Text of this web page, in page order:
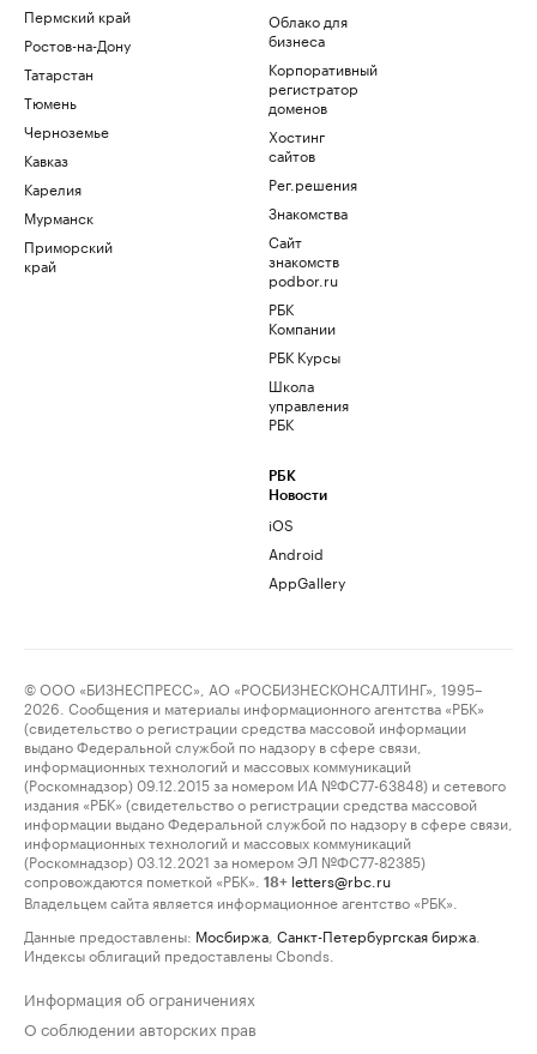
Пермский край
Ростов-на-Дону
Татарстан
Тюмень
Черноземье
Кавказ
Карелия
Мурманск
Приморский
край
Облако для
бизнеса
Корпоративный
регистратор
доменов
Хостинг
сайтов
Рег.решения
Знакомства
Сайт
знакомств
podbor.ru
РБК
Компании
РБК Курсы
Школа
управления
РБК
РБК
Новости
iOS
Android
AppGallery
© ООО «БИЗНЕСПРЕСС», АО «РОСБИЗНЕСКОНСАЛТИНГ», 1995–
2026. Сообщения и материалы информационного агентства «РБК»
(свидетельство о регистрации средства массовой информации
выдано Федеральной службой по надзору в сфере связи,
информационных технологий и массовых коммуникаций
(Роскомнадзор) 09.12.2015 за номером ИА №ФС77-63848) и сетевого
издания «РБК» (свидетельство о регистрации средства массовой
информации выдано Федеральной службой по надзору в сфере связи,
информационных технологий и массовых коммуникаций
(Роскомнадзор) 03.12.2021 за номером ЭЛ №ФС77-82385)
сопровождаются пометкой «РБК».
18+ letters@rbc.ru
Владельцем сайта является информационное агентство «РБК».
Данные предоставлены: Мосбиржа Санкт-Петербургская биржа
Индексы облигаций предоставлены Cbonds.
Информация об ограничениях
О соблюдении авторских прав